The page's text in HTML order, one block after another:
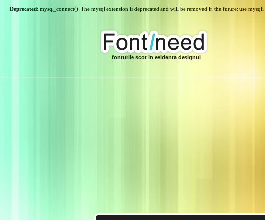
Deprecated: mysql_connect(): The mysql extension is deprecated and will be removed in the future: use mysqli
fonturile scot in evidenta designul